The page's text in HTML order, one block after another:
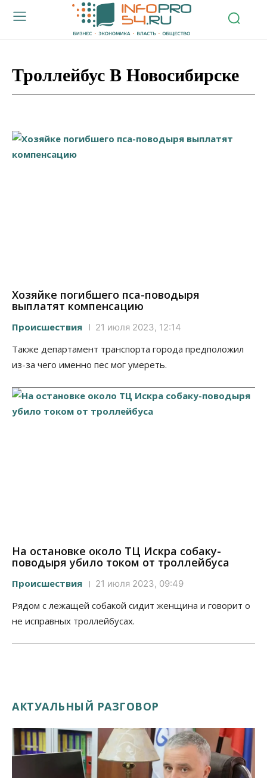
Троллейбус В Новосибирске
Хозяйке погибшего пса-поводыря
выплатят компенсацию
Происшествия 21 июля 2023, 12:14
Также департамент транспорта города предположил
из-за чего именно пес мог умереть.
На остановке около ТЦ Искра собаку-
поводыря убило током от троллейбуса
Происшествия 21 июля 2023, 09:49
Рядом с лежащей собакой сидит женщина и говорит о
не исправных троллейбусах.
АКТУАЛЬНЫЙ РАЗГОВОР